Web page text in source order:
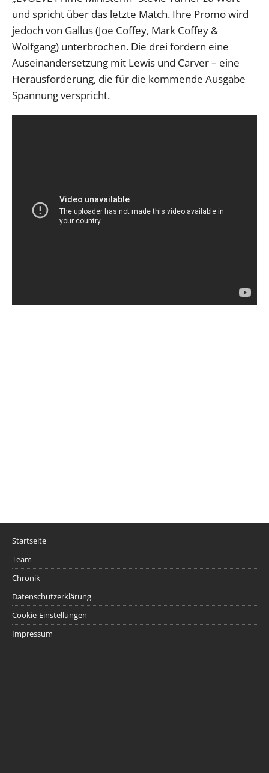
und spricht über das letzte Match. Ihre Promo wird
jedoch von Gallus (Joe Coffey, Mark Coffey &
Wolfgang) unterbrochen. Die drei fordern eine
Auseinandersetzung mit Lewis und Carver – eine
Herausforderung, die für die kommende Ausgabe
Spannung verspricht.
Startseite
Team
Chronik
Datenschutzerklärung
Cookie-Einstellungen
Impressum